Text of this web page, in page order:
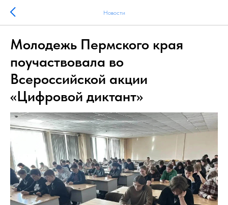
Новости
Молодежь Пермского края
поучаствовала во
Всероссийской акции
«Цифровой диктант»